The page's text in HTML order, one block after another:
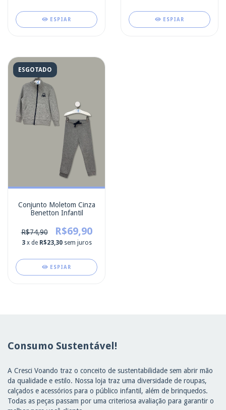
ESPIAR ESPIAR
ESGOTADO
Conjunto Moletom Cinza
Benetton Infantil
R$74,90 R$69,90
3 x de R$23,30 sem juros
ESPIAR
Consumo Sustentável!
A Cresci Voando traz o conceito de sustentabilidade sem abrir mão
da qualidade e estilo. Nossa loja traz uma diversidade de roupas,
calçados e acessórios para o público infantil, além de brinquedos.
Todas as peças passam por uma criteriosa avaliação para garantir o